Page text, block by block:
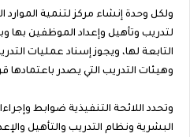
ولكل وحدة إنشاء مركز لتنمية الموارد
لتدريب وتأهيل وإعداد الموظفين بها
التابعة لها، ويجوز إسناد عمليات
وهيئات التدريب التي يصدر باعتمادها
وتحدد اللائحة التنفيذية ضوابط
البشرية ونظام التدريب والتأهيل